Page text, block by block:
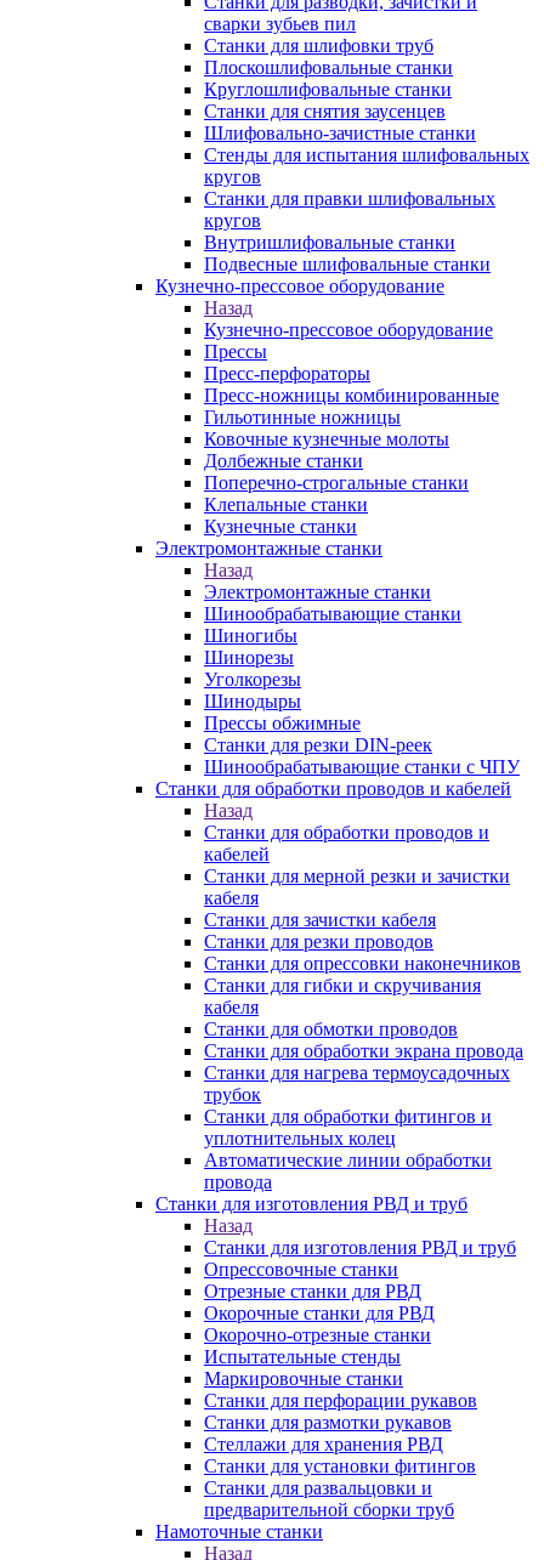
сварки зубьев пил
Станки для шлифовки труб
Плоскошлифовальные станки
Круглошлифовальные станки
Станки для снятия заусенцев
Шлифовально-зачистные станки
Стенды для испытания шлифовальных
кругов
Станки для правки шлифовальных
кругов
Внутришлифовальные станки
Подвесные шлифовальные станки
Кузнечно-прессовое оборудование
Назад
Кузнечно-прессовое оборудование
Прессы
Пресс-перфораторы
Пресс-ножницы комбинированные
Гильотинные ножницы
Ковочные кузнечные молоты
Долбежные станки
Поперечно-строгальные станки
Клепальные станки
Кузнечные станки
Электромонтажные станки
Назад
Электромонтажные станки
Шинообрабатывающие станки
Шиногибы
Шинорезы
Уголкорезы
Шинодыры
Прессы обжимные
Станки для резки DIN-реек
Шинообрабатывающие станки с ЧПУ
Станки для обработки проводов и кабелей
Назад
Станки для обработки проводов и
кабелей
Станки для мерной резки и зачистки
кабеля
Станки для зачистки кабеля
Станки для резки проводов
Станки для опрессовки наконечников
Станки для гибки и скручивания
кабеля
Станки для обмотки проводов
Станки для обработки экрана провода
Станки для нагрева термоусадочных
трубок
Станки для обработки фитингов и
уплотнительных колец
Автоматические линии обработки
провода
Станки для изготовления РВД и труб
Назад
Станки для изготовления РВД и труб
Опрессовочные станки
Отрезные станки для РВД
Окорочные станки для РВД
Окорочно-отрезные станки
Испытательные стенды
Маркировочные станки
Станки для перфорации рукавов
Станки для размотки рукавов
Стеллажи для хранения РВД
Станки для установки фитингов
Станки для развальцовки и
предварительной сборки труб
Намоточные станки
Назад